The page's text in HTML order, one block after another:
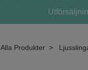
Alla Produkter